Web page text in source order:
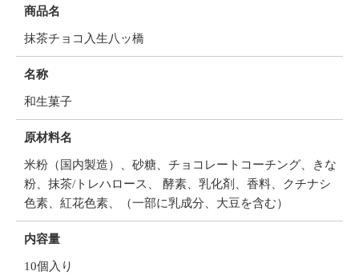
商品名
抹茶チョコ入生八ッ橋
名称
和生菓子
原材料名
米粉（国内製造）、砂糖、チョコレートコーチング、きな
粉、抹茶/トレハロース、 酵素、乳化剤、香料、クチナシ
色素、紅花色素、（一部に乳成分、大豆を含む）
内容量
10個入り